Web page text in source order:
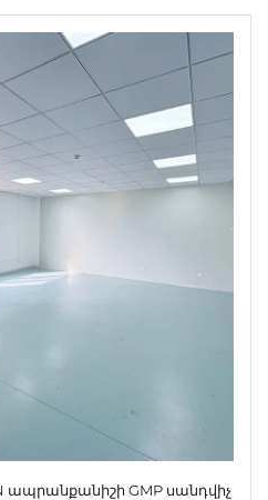
875 CFM օդի հոսքով,
մոդուլային գործարան
ապրանքանիշի GMP սանդվիչ